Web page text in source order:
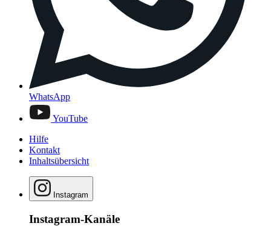
WhatsApp
YouTube
Hilfe
Kontakt
Inhaltsübersicht
Instagram
Instagram-Kanäle